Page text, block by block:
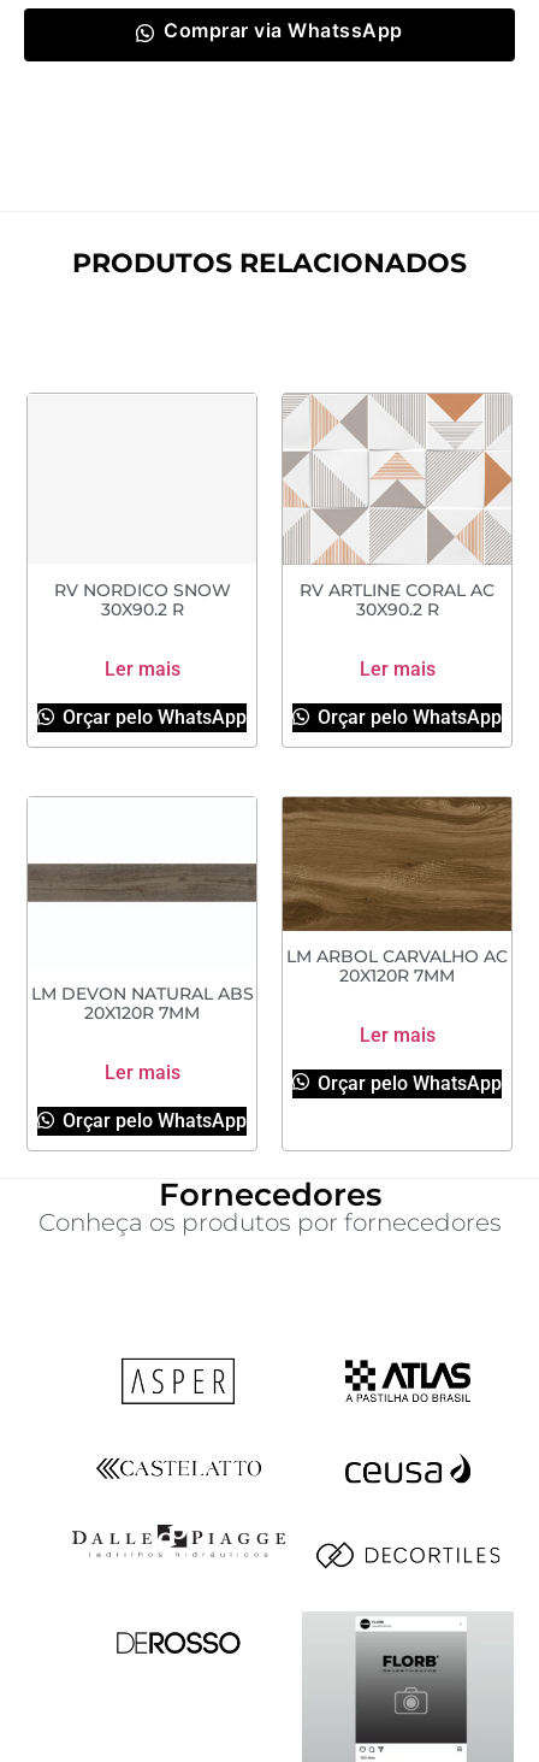
Comprar via WhatssApp
PRODUTOS RELACIONADOS
RV NORDICO SNOW
30X90.2 R
Ler mais
Orçar pelo WhatsApp
RV ARTLINE CORAL AC
30X90.2 R
Ler mais
Orçar pelo WhatsApp
LM DEVON NATURAL ABS
20X120R 7MM
Ler mais
Orçar pelo WhatsApp
LM ARBOL CARVALHO AC
20X120R 7MM
Ler mais
Orçar pelo WhatsApp
Fornecedores
Conheça os produtos por fornecedores